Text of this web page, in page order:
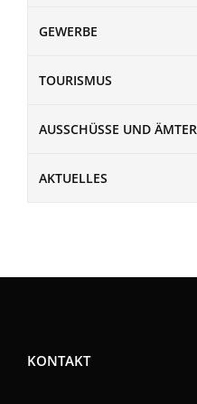
GEWERBE
TOURISMUS
AUSSCHÜSSE UND ÄMTER
AKTUELLES
KONTAKT